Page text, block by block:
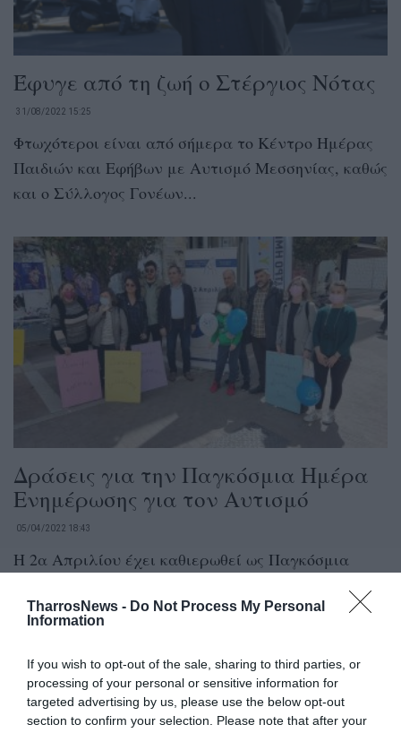
TharrosNews - Do Not Process My Personal
Information
If you wish to opt-out of the sale, sharing to third parties, or
processing of your personal or sensitive information for
targeted advertising by us, please use the below opt-out
section to confirm your selection. Please note that after your
Έφυγε από τη ζωή ο Στέργιος Νότας
31/08/2022 15:25
Φτωχότεροι είναι από σήμερα το Κέντρο Ημέρας
Παιδιών και Εφήβων με Αυτισμό Μεσσηνίας, καθώς
και ο Σύλλογος Γονέων...
Δράσεις για την Παγκόσμια Ημέρα
Ενημέρωσης για τον Αυτισμό
05/04/2022 18:43
Η 2α Απριλίου έχει καθιερωθεί ως Παγκόσμια
Αυτισμό. Στην Καλαμάτα όπως κάθε...